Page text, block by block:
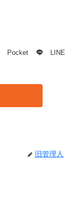
Pocket LINE
旧管理人